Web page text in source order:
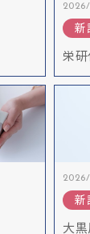
2026/
新
栄研
2026/
新
大黒